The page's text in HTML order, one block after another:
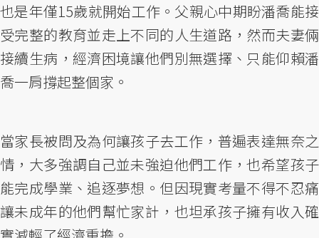
也是年僅15歲就開始工作。父親心中期盼潘喬能接
受完整的教育並走上不同的人生道路，然而夫妻倆
接續生病，經濟困境讓他們別無選擇、只能仰賴潘
喬一肩撐起整個家。
當家長被問及為何讓孩子去工作，普遍表達無奈之
情，大多強調自己並未強迫他們工作，也希望孩子
能完成學業、追逐夢想。但因現實考量不得不忍痛
讓未成年的他們幫忙家計，也坦承孩子擁有收入確